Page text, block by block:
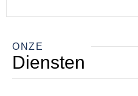
ONZE
Diensten